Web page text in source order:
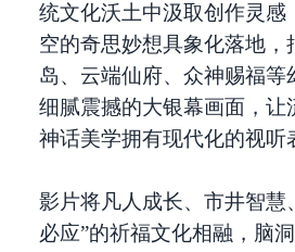
统文化沃土中汲取创作灵感
空的奇思妙想具象化落地，
岛、云端仙府、众神赐福等
细腻震撼的大银幕画面，让
神话美学拥有现代化的视听
影片将凡人成长、市井智慧
必应”的祈福文化相融，脑